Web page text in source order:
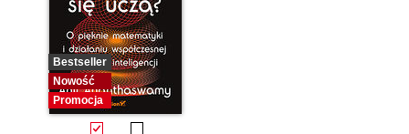
Bestseller
Nowość
Promocja